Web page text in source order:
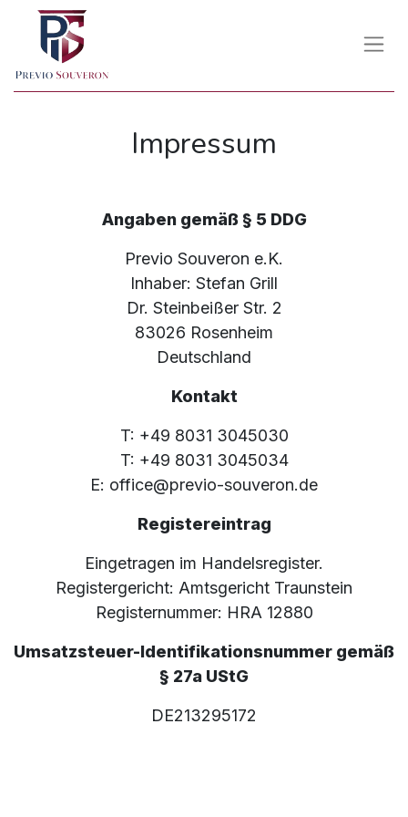
Impressum
Angaben gemäß § 5 DDG
Previo Souveron e.K.
Inhaber: Stefan Grill
Dr. Steinbeißer Str. 2
83026 Rosenheim
Deutschland
Kontakt
T: +49 8031 3045030
T: +49 8031 3045034
E: office@previo-souveron.de
Registereintrag
Eingetragen im Handelsregister.
Registergericht: Amtsgericht Traunstein
Registernummer: HRA 12880
Umsatzsteuer-Identifikationsnummer gemäß
§ 27a UStG
DE213295172